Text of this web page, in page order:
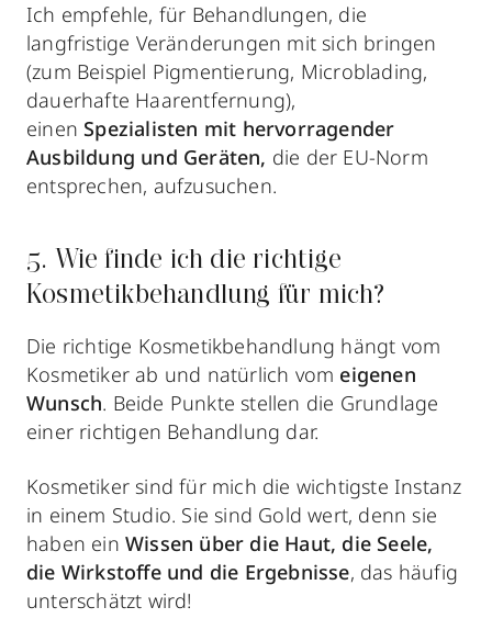
Ich empfehle, für Behandlungen, die
langfristige Veränderungen mit sich bringen
(zum Beispiel Pigmentierung, Microblading,
dauerhafte Haarentfernung),
einen Spezialisten mit hervorragender
Ausbildung und Geräten, die der EU-Norm
entsprechen, aufzusuchen.
5. Wie finde ich die richtige
Kosmetikbehandlung für mich?
Die richtige Kosmetikbehandlung hängt vom
Kosmetiker ab und natürlich vom eigenen
Wunsch. Beide Punkte stellen die Grundlage
einer richtigen Behandlung dar.
Kosmetiker sind für mich die wichtigste Instanz
in einem Studio. Sie sind Gold wert, denn sie
haben ein Wissen über die Haut, die Seele,
die Wirkstoffe und die Ergebnisse, das häufig
unterschätzt wird!